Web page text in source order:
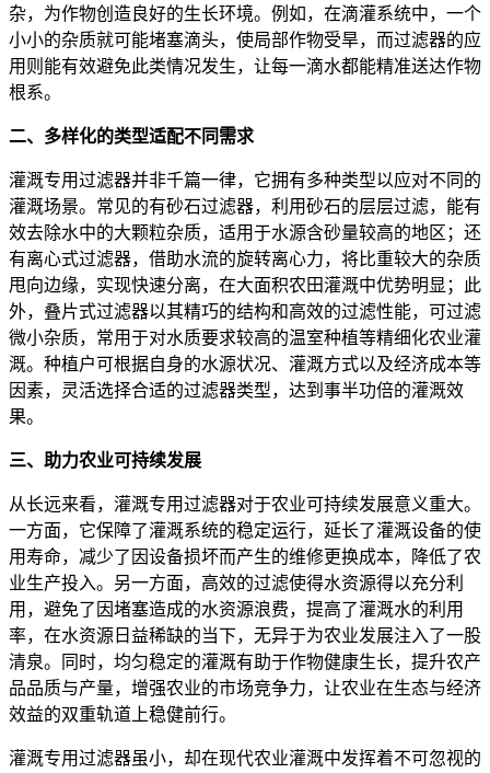
杂，为作物创造良好的生长环境。例如，在滴灌系统中，一个
小小的杂质就可能堵塞滴头，使局部作物受旱，而过滤器的应
用则能有效避免此类情况发生，让每一滴水都能精准送达作物
根系。
二、多样化的类型适配不同需求
灌溉专用过滤器并非千篇一律，它拥有多种类型以应对不同的
灌溉场景。常见的有砂石过滤器，利用砂石的层层过滤，能有
效去除水中的大颗粒杂质，适用于水源含砂量较高的地区；还
有离心式过滤器，借助水流的旋转离心力，将比重较大的杂质
甩向边缘，实现快速分离，在大面积农田灌溉中优势明显；此
外，叠片式过滤器以其精巧的结构和高效的过滤性能，可过滤
微小杂质，常用于对水质要求较高的温室种植等精细化农业灌
溉。种植户可根据自身的水源状况、灌溉方式以及经济成本等
因素，灵活选择合适的过滤器类型，达到事半功倍的灌溉效
果。
三、助力农业可持续发展
从长远来看，灌溉专用过滤器对于农业可持续发展意义重大。
一方面，它保障了灌溉系统的稳定运行，延长了灌溉设备的使
用寿命，减少了因设备损坏而产生的维修更换成本，降低了农
业生产投入。另一方面，高效的过滤使得水资源得以充分利
用，避免了因堵塞造成的水资源浪费，提高了灌溉水的利用
率，在水资源日益稀缺的当下，无异于为农业发展注入了一股
清泉。同时，均匀稳定的灌溉有助于作物健康生长，提升农产
品品质与产量，增强农业的市场竞争力，让农业在生态与经济
效益的双重轨道上稳健前行。
灌溉专用过滤器虽小，却在现代农业灌溉中发挥着不可忽视的